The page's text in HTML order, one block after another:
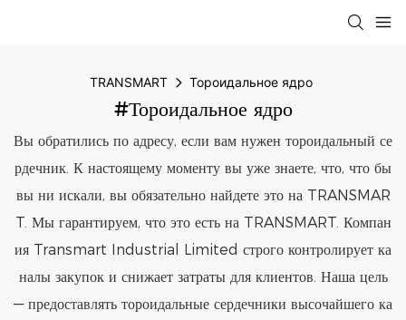
TRANSMART Тороидальное ядро
#Тороидальное ядро
Вы обратились по адресу, если вам нужен тороидальный се
рдечник. К настоящему моменту вы уже знаете, что, что бы
вы ни искали, вы обязательно найдете это на TRANSMAR
T. Мы гарантируем, что это есть на TRANSMART. Компан
ия Transmart Industrial Limited строго контролирует ка
налы закупок и снижает затраты для клиентов. Наша цель
— предоставлять тороидальные сердечники высочайшего ка